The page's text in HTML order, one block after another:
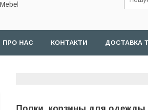
ПРО НАС КОНТАКТИ ДОСТАВКА